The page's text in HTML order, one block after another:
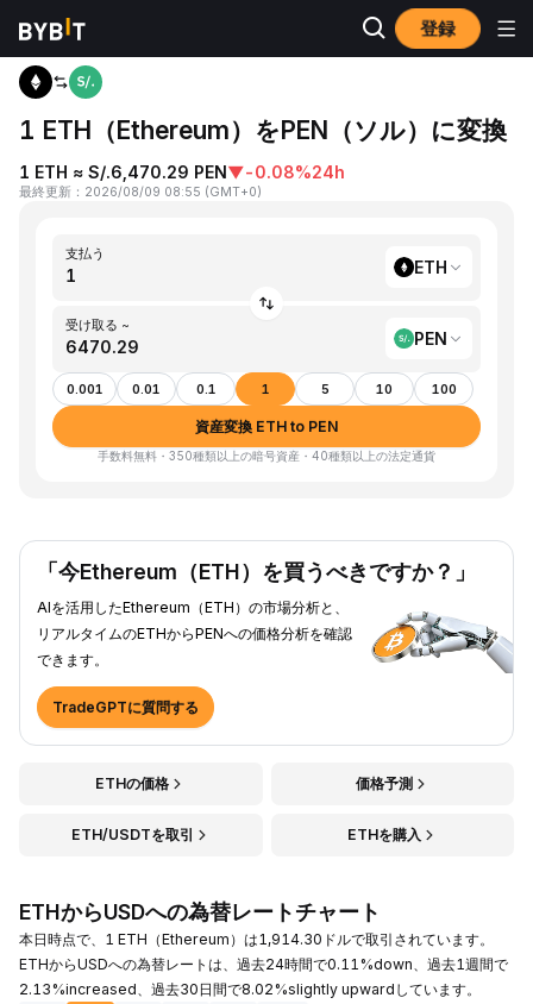
登録
ホーム ETH to PEN
1 ETH（Ethereum）をPEN（ソル）に変換
1 ETH ≈ S/.6,470.29 PEN▼-0.08%24h
最終更新 ： 2026/08/09 08:55 (GMT+0)
支払う
ETH
受け取る ~
PEN
0.001 0.01 0.1 1 5 10 100
資産変換 ETH to PEN
手数料無料・350種類以上の暗号資産・40種類以上の法定通貨
「今Ethereum（ETH）を買うべきですか？」
AIを活用したEthereum（ETH）の市場分析と、
リアルタイムのETHからPENへの価格分析を確認
できます。
TradeGPTに質問する
ETHの価格 価格予測
ETH/USDTを取引 ETHを購入
ETHからUSDへの為替レートチャート
本日時点で、1 ETH（Ethereum）は1,914.30ドルで取引されています。
ETHからUSDへの為替レートは、過去24時間で0.11%down、過去1週間で
2.13%increased、過去30日間で8.02%slightly upwardしています。